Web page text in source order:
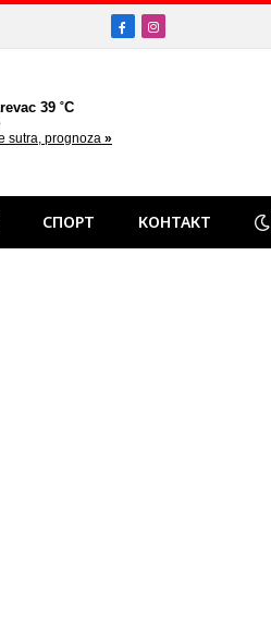
FacebookInstagram
СПОРТ КОНТАКТ